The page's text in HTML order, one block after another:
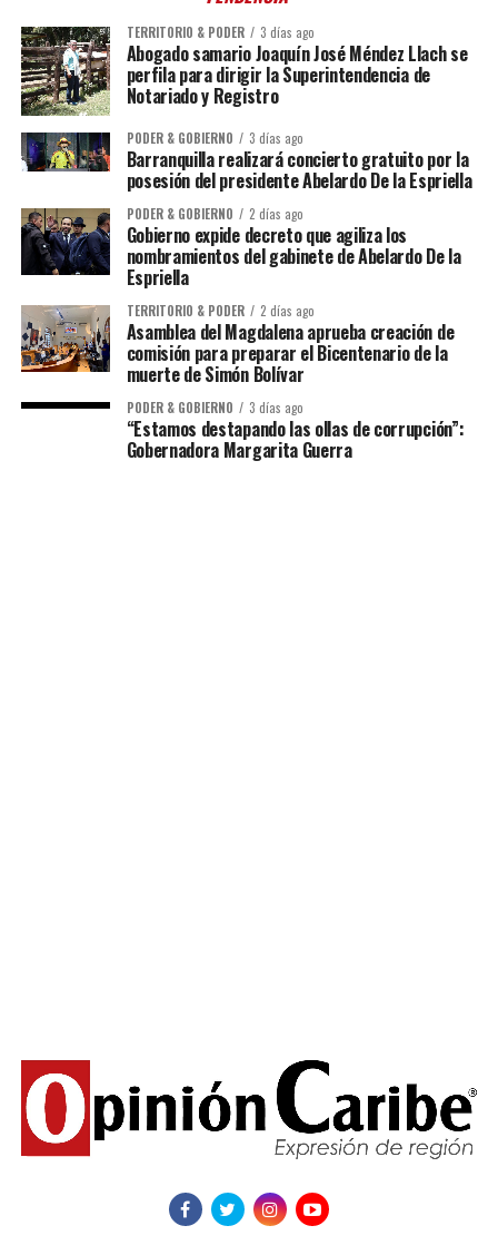
TERRITORIO & PODER 3 días ago
Abogado samario Joaquín José Méndez Llach se
perfila para dirigir la Superintendencia de
Notariado y Registro
PODER & GOBIERNO 3 días ago
Barranquilla realizará concierto gratuito por la
posesión del presidente Abelardo De la Espriella
PODER & GOBIERNO 2 días ago
Gobierno expide decreto que agiliza los
nombramientos del gabinete de Abelardo De la
Espriella
TERRITORIO & PODER 2 días ago
Asamblea del Magdalena aprueba creación de
comisión para preparar el Bicentenario de la
muerte de Simón Bolívar
PODER & GOBIERNO 3 días ago
“Estamos destapando las ollas de corrupción”:
Gobernadora Margarita Guerra